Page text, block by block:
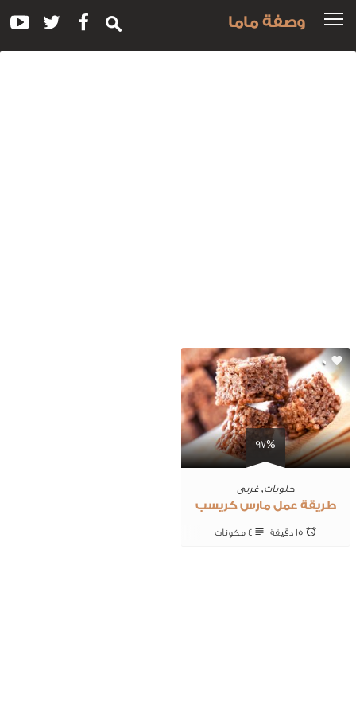
وصفة ماما
97%
0
حلويات,غربى
طريقة عمل مارس كريسب
15 ‎دقيقة 4 ‎مكونات